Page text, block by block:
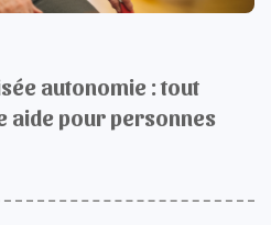
autonomie : tout
aide pour personnes